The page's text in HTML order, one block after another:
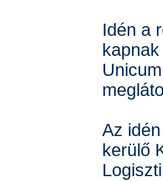
Idén a
Az
kerülő